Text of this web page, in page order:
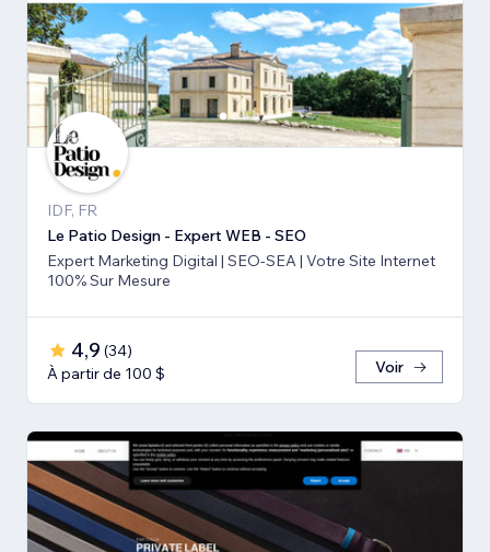
IDF, FR
Le Patio Design - Expert WEB - SEO
Expert Marketing Digital | SEO-SEA | Votre Site Internet
100% Sur Mesure
4,9 (34)
À partir de 100 $
Voir